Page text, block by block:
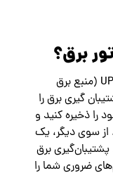
برق؟
بستگی به نیازها و شرایط خاص شما دارد. UPS (منبع برق
گیری برق را
را ذخیره کنید و
سوی دیگر، یک
برق
ضروری شما را